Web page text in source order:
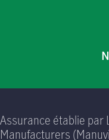
Assurance établie par
Manufacturers